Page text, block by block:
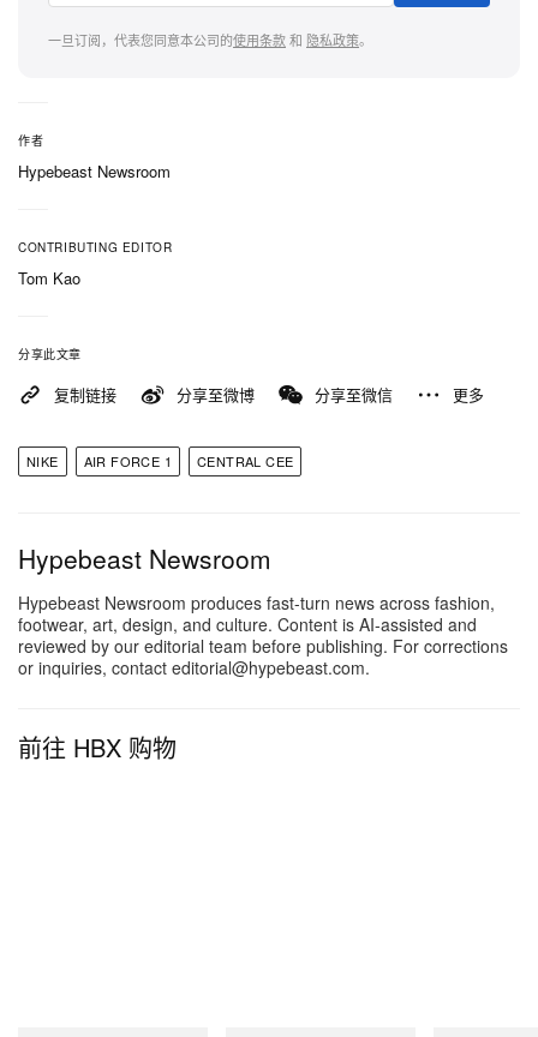
一旦订阅，代表您同意本公司的使用条款和 隐私政策。
作者
Hypebeast Newsroom
CONTRIBUTING EDITOR
Tom Kao
分享此文章
复制链接 分享至微博 分享至微信 更多
NIKE AIR FORCE 1 CENTRAL CEE
Hypebeast Newsroom
Hypebeast Newsroom produces fast-turn news across fashion,
footwear, art, design, and culture. Content is AI-assisted and
reviewed by our editorial team before publishing. For corrections
or inquiries, contact editorial@hypebeast.com.
前往 HBX 购物